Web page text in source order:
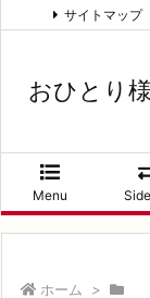
おひとり
Menu
サイトマップ
ホーム >